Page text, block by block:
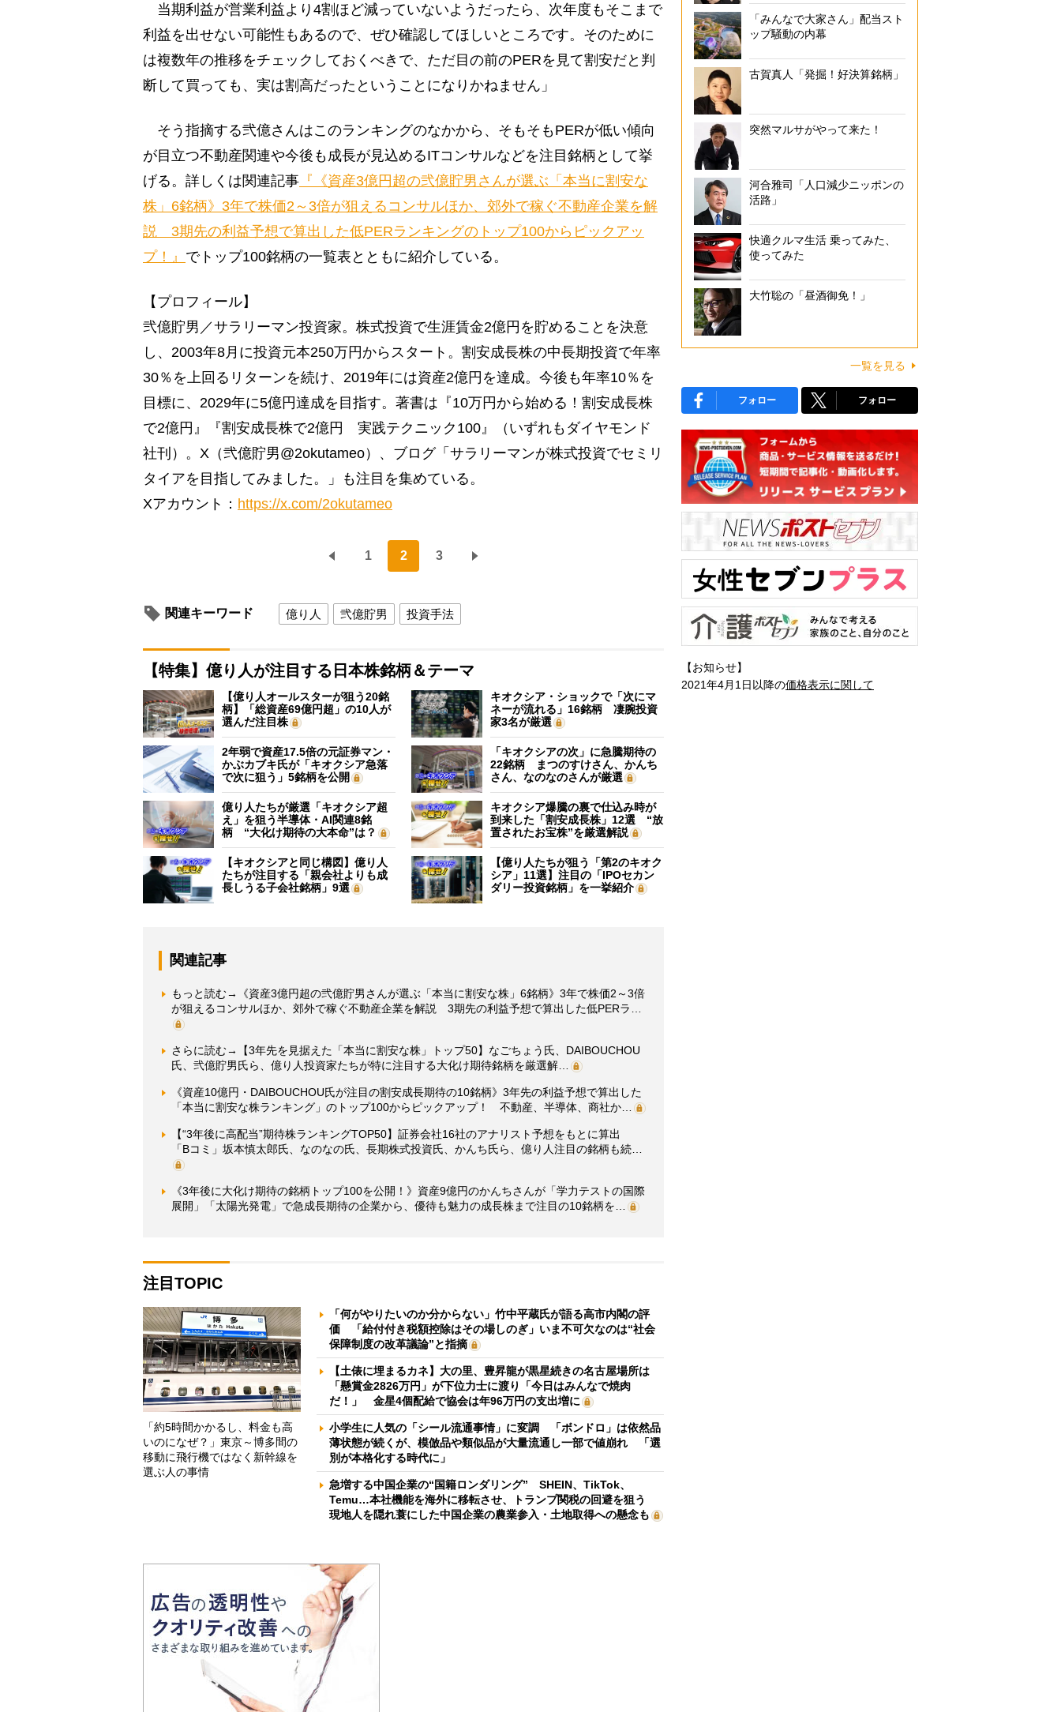
当期利益が営業利益より4割ほど減っていないようだったら、次年度もそこまで
利益を出せない可能性もあるので、ぜひ確認してほしいところです。そのために
は複数年の推移をチェックしておくべきで、ただ目の前のPERを見て割安だと判
断して買っても、実は割高だったということになりかねません」
そう指摘する弐億さんはこのランキングのなかから、そもそもPERが低い傾向
が目立つ不動産関連や今後も成長が見込めるITコンサルなどを注目銘柄として挙
げる。詳しくは関連記事 『《資産3億円超の弐億貯男さんが選ぶ「本当に割安な
株」6銘柄》3年で株価2～3倍が狙えるコンサルほか、郊外で稼ぐ不動産企業を解
説 3期先の利益予想で算出した低PERランキングのトップ100からピックアッ
プ！』 でトップ100銘柄の一覧表とともに紹介している。
【プロフィール】
弐億貯男／サラリーマン投資家。株式投資で生涯賃金2億円を貯めることを決意
し、2003年8月に投資元本250万円からスタート。割安成長株の中長期投資で年率
30％を上回るリターンを続け、2019年には資産2億円を達成。今後も年率10％を
目標に、2029年に5億円達成を目指す。著書は『10万円から始める！割安成長株
で2億円』『割安成長株で2億円 実践テクニック100』（いずれもダイヤモンド
社刊）。X（弐億貯男@2okutameo）、ブログ「サラリーマンが株式投資でセミリ
タイアを目指してみました。」も注目を集めている。
Xアカウント： https://x.com/2okutameo
1 2 3
関連キーワード 億り人 弐億貯男 投資手法
【特集】億り人が注目する日本株銘柄＆テーマ
【億り人オールスターが狙う20銘
柄】「総資産69億円超」の10人が
選んだ注目株
キオクシア・ショックで「次にマ
ネーが流れる」16銘柄 凄腕投資
家3名が厳選
2年弱で資産17.5倍の元証券マン・
かぶカブキ氏が「キオクシア急落
で次に狙う」5銘柄を公開
「キオクシアの次」に急騰期待の
22銘柄 まつのすけさん、かんち
さん、なのなのさんが厳選
億り人たちが厳選「キオクシア超
え」を狙う半導体・AI関連8銘
柄 “大化け期待の大本命”は？
キオクシア爆騰の裏で仕込み時が
到来した「割安成長株」12選 “放
置されたお宝株”を厳選解説
【キオクシアと同じ構図】億り人
たちが注目する「親会社よりも成
長しうる子会社銘柄」9選
【億り人たちが狙う「第2のキオク
シア」11選】注目の「IPOセカン
ダリー投資銘柄」を一挙紹介
関連記事
もっと読む→《資産3億円超の弐億貯男さんが選ぶ「本当に割安な株」6銘柄》3年で株価2～3倍
が狙えるコンサルほか、郊外で稼ぐ不動産企業を解説 3期先の利益予想で算出した低PERラ…
さらに読む→【3年先を見据えた「本当に割安な株」トップ50】なごちょう氏、DAIBOUCHOU
氏、弐億貯男氏ら、億り人投資家たちが特に注目する大化け期待銘柄を厳選解…
《資産10億円・DAIBOUCHOU氏が注目の割安成長期待の10銘柄》3年先の利益予想で算出した
「本当に割安な株ランキング」のトップ100からピックアップ！ 不動産、半導体、商社か…
【“3年後に高配当”期待株ランキングTOP50】証券会社16社のアナリスト予想をもとに算出
「Bコミ」坂本慎太郎氏、なのなの氏、長期株式投資氏、かんち氏ら、億り人注目の銘柄も続…
《3年後に大化け期待の銘柄トップ100を公開！》資産9億円のかんちさんが「学力テストの国際
展開」「太陽光発電」で急成長期待の企業から、優待も魅力の成長株まで注目の10銘柄を…
注目TOPIC
「約5時間かかるし、料金も高
いのになぜ？」東京～博多間の
移動に飛行機ではなく新幹線を
選ぶ人の事情
「何がやりたいのか分からない」竹中平蔵氏が語る高市内閣の評
価 「給付付き税額控除はその場しのぎ」いま不可欠なのは“社会
保障制度の改革議論”と指摘
【土俵に埋まるカネ】大の里、豊昇龍が黒星続きの名古屋場所は
「懸賞金2826万円」が下位力士に渡り「今日はみんなで焼肉
だ！」 金星4個配給で協会は年96万円の支出増に
小学生に人気の「シール流通事情」に変調 「ボンドロ」は依然品
薄状態が続くが、模倣品や類似品が大量流通し一部で値崩れ 「選
別が本格化する時代に」
急増する中国企業の“国籍ロンダリング” SHEIN、TikTok、
Temu…本社機能を海外に移転させ、トランプ関税の回避を狙う
現地人を隠れ蓑にした中国企業の農業参入・土地取得への懸念も
「みんなで大家さん」配当スト
ップ騒動の内幕
古賀真人「発掘！好決算銘柄」
突然マルサがやって来た！
河合雅司「人口減少ニッポンの
活路」
快適クルマ生活 乗ってみた、
使ってみた
大竹聡の「昼酒御免！」
一覧を見る
フォロー フォロー
【お知らせ】
2021年4月1日以降の価格表示に関して